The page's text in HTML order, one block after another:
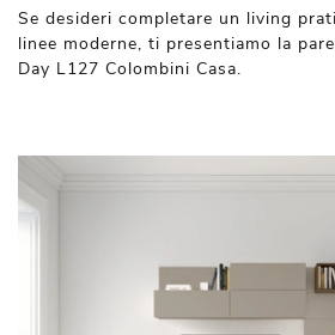
Se desideri completare un living
linee moderne, ti presentiamo la
Day L127 Colombini Casa.